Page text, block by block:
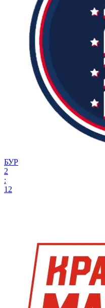
БУР
2
:
12